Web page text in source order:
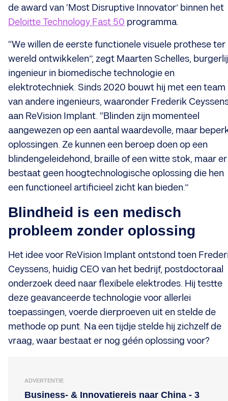
de award van ‘Most Disruptive Innovator’ binnen het
Deloitte Technology Fast 50 programma.
“We willen de eerste functionele visuele prothese ter
wereld ontwikkelen”, zegt Maarten Schelles,
ingenieur in biomedische technologie en
elektrotechniek. Sinds 2020 bouwt hij met een team
van andere ingenieurs, waaronder Frederik
aan ReVision Implant. “Blinden zijn momenteel
aangewezen op een aantal waardevolle, maar
oplossingen. Ze kunnen een beroep doen op een
blindengeleidehond, braille of een witte stok, maar er
bestaat geen hoogtechnologische oplossing die hen
een functioneel artificieel zicht kan bieden.”
Blindheid is een medisch
probleem zonder oplossing
Het idee voor ReVision Implant ontstond toen
Ceyssens, huidig CEO van het bedrijf, postdoctoraal
onderzoek deed naar flexibele elektrodes. Hij testte
deze geavanceerde technologie voor allerlei
toepassingen, voerde dierproeven uit en stelde de
methode op punt. Na een tijdje stelde hij zichzelf de
vraag, waar bestaat er nog géén oplossing voor?
ADVERTENTIE
Business- & Innovatiereis naar China - 3